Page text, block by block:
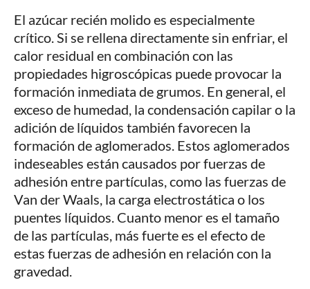
El azúcar recién molido es especialmente
crítico. Si se rellena directamente sin enfriar, el
calor residual en combinación con las
propiedades higroscópicas puede provocar la
formación inmediata de grumos. En general, el
exceso de humedad, la condensación capilar o la
adición de líquidos también favorecen la
formación de aglomerados. Estos aglomerados
indeseables están causados por fuerzas de
adhesión entre partículas, como las fuerzas de
Van der Waals, la carga electrostática o los
puentes líquidos. Cuanto menor es el tamaño
de las partículas, más fuerte es el efecto de
estas fuerzas de adhesión en relación con la
gravedad.